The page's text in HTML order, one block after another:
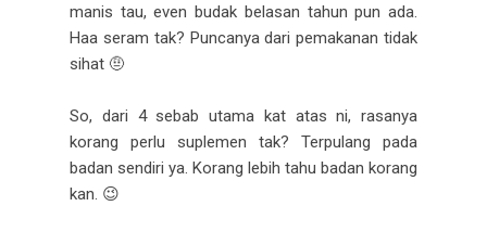
manis tau, even budak belasan tahun pun ada.
Haa seram tak? Puncanya dari pemakanan tidak
sihat 🤨
So, dari 4 sebab utama kat atas ni, rasanya
korang perlu suplemen tak? Terpulang pada
badan sendiri ya. Korang lebih tahu badan korang
kan. 😉